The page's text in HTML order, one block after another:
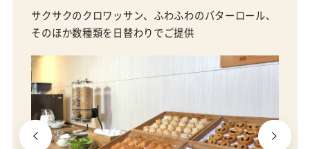
サクサクのクロワッサン、ふわふわのバターロール、
そのほか数種類を日替わりでご提供